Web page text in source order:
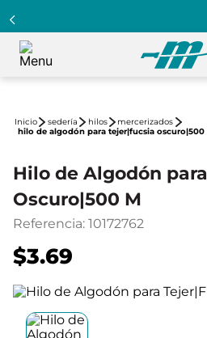
sedería hilos
mercerizados
hilo de algodón para tejer|fucsia oscuro|500
Hilo de Algodón
Oscuro|500 M
Referencia: 10172762
$3.69